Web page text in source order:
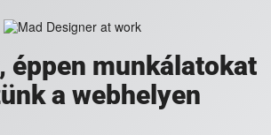
éppen munkálatokat
a webhelyen